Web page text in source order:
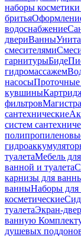
наборы
бритья
водоснабжение
двериВанны
смесителями
гарнитурыБиде
гидромассажем
насосы
кувшины
фильтров
сантехнические
систем
туалетаМебель
ванной и туалета
карнизы для
ванныНаборы для
косметические
туалетаЭкран-
ванную
душевых